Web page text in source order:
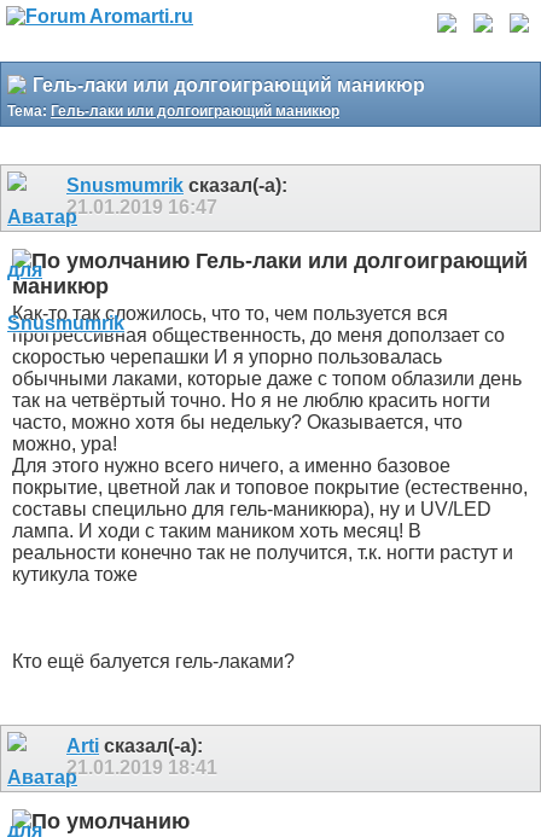
Гель-лаки или долгоиграющий маникюр
Тема: Гель-лаки или долгоиграющий маникюр
Snusmumrik сказал(-а):
21.01.2019 16:47
Гель-лаки или долгоиграющий
маникюр
Как-то так сложилось, что то, чем пользуется вся
прогрессивная общественность, до меня доползает со
скоростью черепашки И я упорно пользовалась
обычными лаками, которые даже с топом облазили день
так на четвёртый точно. Но я не люблю красить ногти
часто, можно хотя бы недельку? Оказывается, что
можно, ура!
Для этого нужно всего ничего, а именно базовое
покрытие, цветной лак и топовое покрытие (естественно,
составы специльно для гель-маникюра), ну и UV/LED
лампа. И ходи с таким маником хоть месяц! В
реальности конечно так не получится, т.к. ногти растут и
кутикула тоже
Кто ещё балуется гель-лаками?
Arti сказал(-а):
21.01.2019 18:41